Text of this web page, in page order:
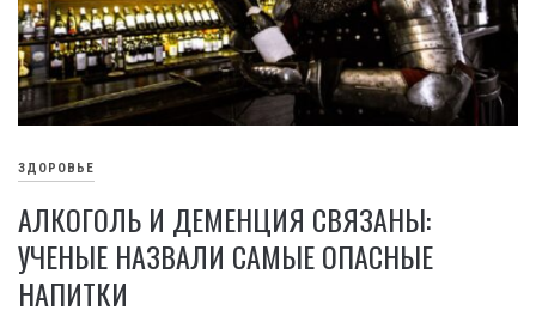
ЗДОРОВЬЕ
АЛКОГОЛЬ И ДЕМЕНЦИЯ СВЯЗАНЫ:
УЧЕНЫЕ НАЗВАЛИ САМЫЕ ОПАСНЫЕ
НАПИТКИ